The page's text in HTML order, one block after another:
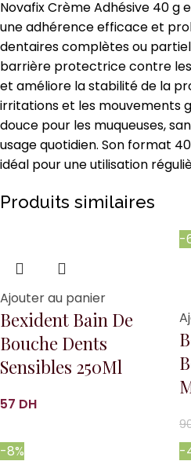
Novafix Crème Adhésive 40 g
une adhérence efficace et
dentaires complètes ou
barrière protectrice contre
et améliore la stabilité de la
irritations et les mouvements
douce pour les muqueuses,
usage quotidien. Son format
idéal pour une utilisation
Produits similaires
Ajouter au panier
Bexident Bain De
Bouche Dents
Sensibles 250Ml
DH
-
-8%
-